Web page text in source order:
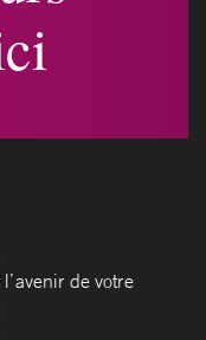
de votre